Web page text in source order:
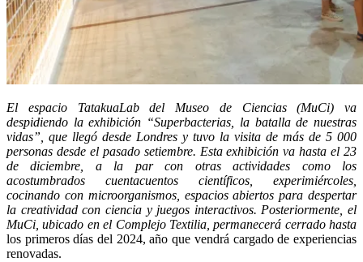
El espacio TatakuaLab del Museo de Ciencias (MuCi) va
despidiendo la exhibición “Superbacterias, la batalla de nuestras
vidas”, que llegó desde Londres y tuvo la visita de más de 5 000
personas desde el pasado setiembre. Esta exhibición va hasta el 23
de diciembre, a la par con otras actividades como los
acostumbrados cuentacuentos científicos, experimiércoles,
cocinando con microorganismos, espacios abiertos para despertar
la creatividad con ciencia y juegos interactivos. Posteriormente, el
MuCi, ubicado en el Complejo Textilia, permanecerá cerrado hasta
los primeros días del 2024, año que vendrá cargado de experiencias
renovadas.